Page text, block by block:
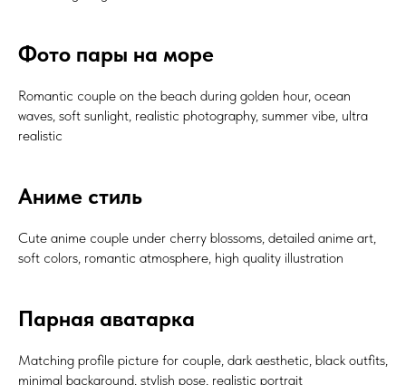
Фото пары на море
Romantic couple on the beach during golden hour, ocean
waves, soft sunlight, realistic photography, summer vibe, ultra
realistic
Аниме стиль
Cute anime couple under cherry blossoms, detailed anime art,
soft colors, romantic atmosphere, high quality illustration
Парная аватарка
Matching profile picture for couple, dark aesthetic, black outfits,
minimal background, stylish pose, realistic portrait